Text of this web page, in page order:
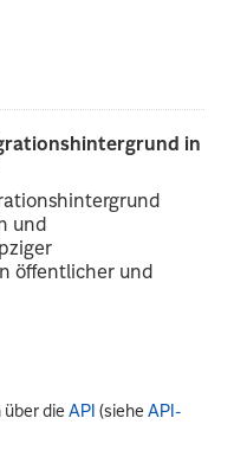
in
und
öffentlicher und
über dieAPI (sieheAPI-